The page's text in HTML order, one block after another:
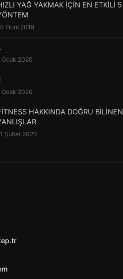
YAĞ YAKMAK İÇİN EN ETKİLİ 5
Ekim 2019
Ocak 2020
Ocak 2020
HAKKINDA DOĞRU BİLİNEN
Şubat 2020